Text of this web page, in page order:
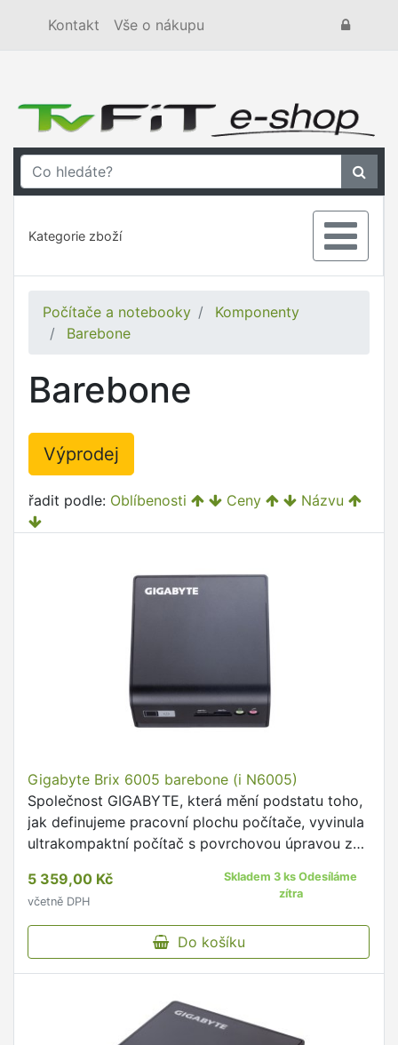
Kontakt Vše o nákupu
Kategorie zboží
Počítače a notebooky
Komponenty
Barebone
Barebone
Výprodej
řadit podle: Oblíbenosti Ceny Názvu
Gigabyte Brix 6005 barebone (i N6005)
Společnost GIGABYTE, která mění podstatu toho,
jak definujeme pracovní plochu počítače, vyvinula
ultrakompaktní počítač s povrchovou úpravou z
5 359,00 Kč
včetně DPH
Skladem 3 ks Odesíláme
zítra
Do košíku